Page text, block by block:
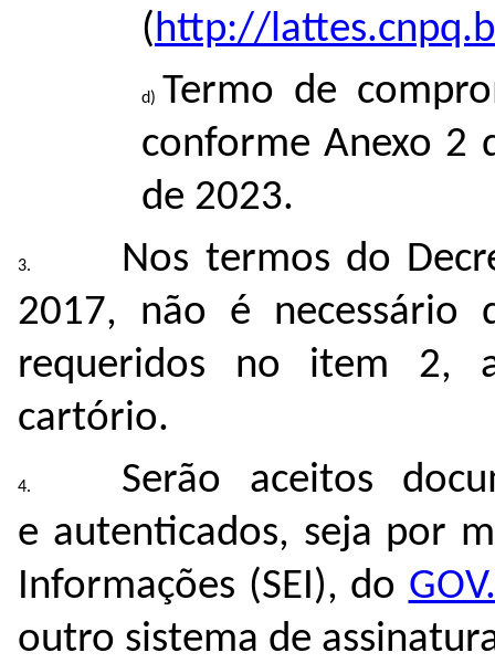
(http://
Termo de
conforme Anexo 2
de 2023.
Nos termos do
2017, não é necessário
requeridos no item 2,
cartório.
Serão aceitos
e autenticados, seja por
Informações (SEI), do
outro sistema de